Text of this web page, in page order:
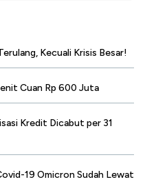
Kecuali Krisis Besar!
Cuan Rp 600 Juta
Kredit Dicabut per 31
19 Omicron Sudah Lewat